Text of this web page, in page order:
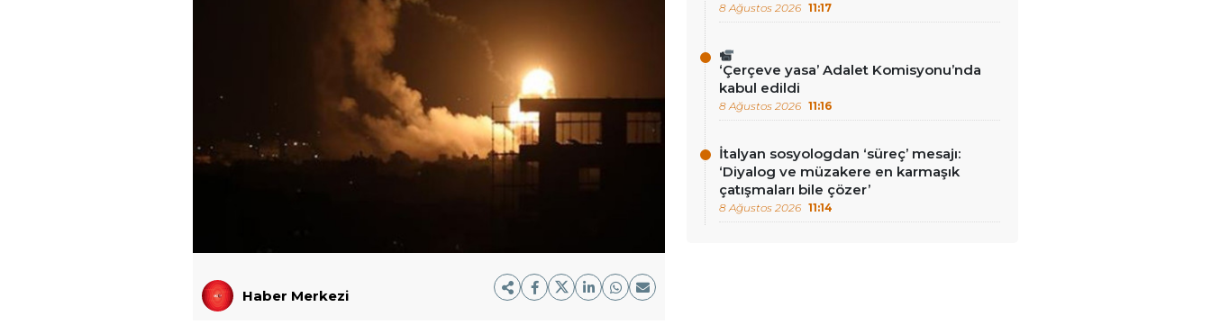
Haber Merkezi
8 Ağustos 2026 11:17
‘Çerçeve yasa’ Adalet Komisyonu’nda
kabul edildi
8 Ağustos 2026 11:16
İtalyan sosyologdan ‘süreç’ mesajı:
‘Diyalog ve müzakere en karmaşık
çatışmaları bile çözer’
8 Ağustos 2026 11:14